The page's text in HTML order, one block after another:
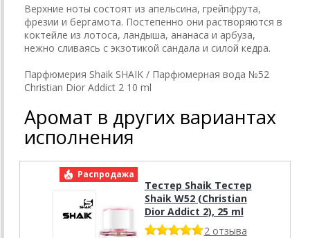
Верхние ноты состоят из апельсина, грейпфрута,
фрезии и бергамота. Постепенно они растворяются в
коктейле из лотоса, ландыша, ананаса и арбуза,
нежно сливаясь с экзотикой сандала и силой кедра.
Парфюмерия Shaik SHAIK / Парфюмерная вода №52
Christian Dior Addict 2 10 ml
Аромат в других вариантах
исполнения
Распродажа
Тестер Shaik Тестер
Shaik W52 (Christian
Dior Addict 2), 25 ml
2 отзыва